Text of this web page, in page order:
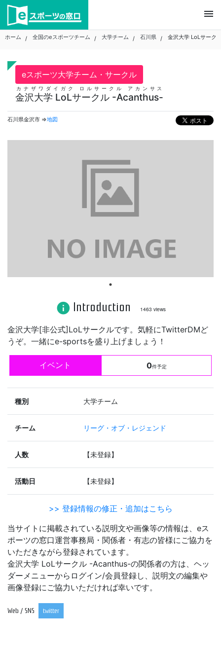
Skip
content
menu
ホーム 全国のeスポーツチーム 大学チーム 石川県 金沢大学 LoLサーク
eスポーツ大学チーム・サークル
金沢大学 LoLサークル -Acanthus-
カナザワダイガク ロルサークル アカンサス
石川県金沢市 ⇒地図
info Introduction 1463 views
金沢大学[非公式]LoLサークルです。気軽にTwitterDMど
うぞ。一緒にe-sportsを盛り上げましょう！
イベント 0件予定
種別 大学チーム
チーム リーグ・オブ・レジェンド
人数 【未登録】
活動日 【未登録】
>> 登録情報の修正・追加はこちら
当サイトに掲載されている説明文や画像等の情報は、eス
ポーツの窓口運営事務局・関係者・有志の皆様にご協力を
いただきながら登録されています。
金沢大学 LoLサークル -Acanthus-の関係者の方は、ヘッ
ダーメニューからログイン/会員登録し、説明文の編集や
画像登録にご協力いただければ幸いです。
Web / SNS twitter